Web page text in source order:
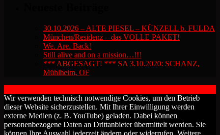
30.10.2026 – ALTE PIESEL – KÜNZELL b. FULDA
München/Residenz – das VOLLE PAKET!
We. Are. Back!
Still alive and on a mission…!!!
*** ABGESAGT! *** SA 3.10.2020: SCHANZ,
Mühlheim, OF
Wir verwenden technisch notwendige Cookies, um den Betrieb
dieser Website sicherzustellen. Mit Ihrer Einwilligung werden
externe Medien (z. B. YouTube) geladen. Dabei können
personenbezogene Daten an Drittanbieter übermittelt werden. Sie